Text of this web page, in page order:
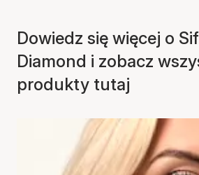
Dowiedz się więcej o
Diamond i zobacz
produkty tutaj